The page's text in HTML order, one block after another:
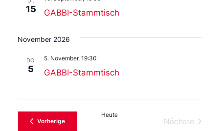
15 GABBI-Stammtisch
November 2026
DO.
5 GABBI-Stammtisch
5. November, 19:30
VorherigeVeranstaltungen
Heute
Nächste